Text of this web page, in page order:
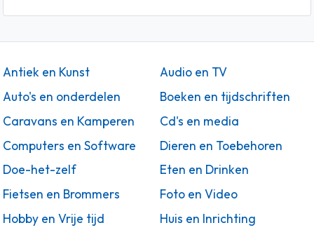
Antiek en Kunst
Audio en TV
Auto's en onderdelen
Boeken en tijdschriften
Caravans en Kamperen
Cd's en media
Computers en Software
Dieren en Toebehoren
Doe-het-zelf
Eten en Drinken
Fietsen en Brommers
Foto en Video
Hobby en Vrije tijd
Huis en Inrichting